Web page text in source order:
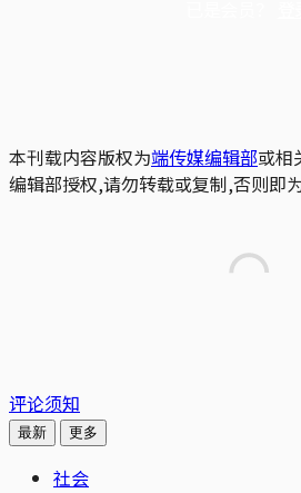
本刊载内容版权为端传媒编辑部或相
编辑部授权,请勿转载或复制,否则即为
评论须知
最新 更多
社会